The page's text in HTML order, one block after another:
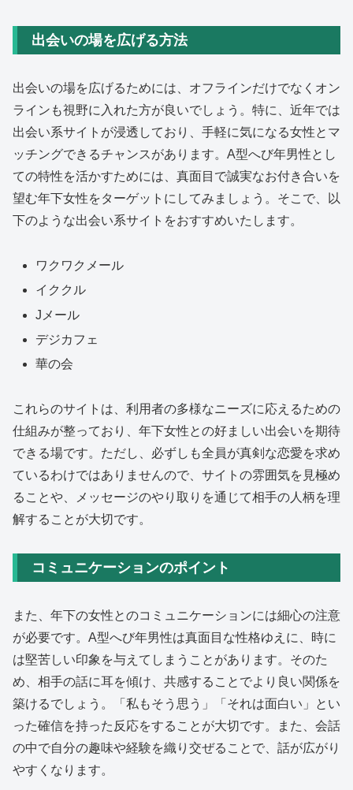
出会いの場を広げる方法
出会いの場を広げるためには、オフラインだけでなくオン
ラインも視野に入れた方が良いでしょう。特に、近年では
出会い系サイトが浸透しており、手軽に気になる女性とマ
ッチングできるチャンスがあります。A型へび年男性とし
ての特性を活かすためには、真面目で誠実なお付き合いを
望む年下女性をターゲットにしてみましょう。そこで、以
下のような出会い系サイトをおすすめいたします。
ワクワクメール
イククル
Jメール
デジカフェ
華の会
これらのサイトは、利用者の多様なニーズに応えるための
仕組みが整っており、年下女性との好ましい出会いを期待
できる場です。ただし、必ずしも全員が真剣な恋愛を求め
ているわけではありませんので、サイトの雰囲気を見極め
ることや、メッセージのやり取りを通じて相手の人柄を理
解することが大切です。
コミュニケーションのポイント
また、年下の女性とのコミュニケーションには細心の注意
が必要です。A型へび年男性は真面目な性格ゆえに、時に
は堅苦しい印象を与えてしまうことがあります。そのた
め、相手の話に耳を傾け、共感することでより良い関係を
築けるでしょう。「私もそう思う」「それは面白い」とい
った確信を持った反応をすることが大切です。また、会話
の中で自分の趣味や経験を織り交ぜることで、話が広がり
やすくなります。